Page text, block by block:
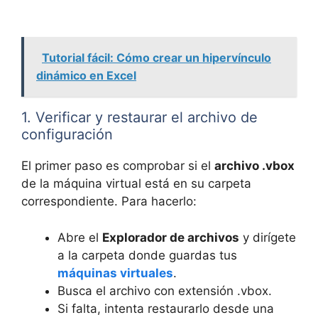
Tutorial fácil: Cómo crear un hipervínculo
dinámico en Excel
1. Verificar y restaurar el archivo de
configuración
El primer paso es comprobar si el archivo .vbox
de la máquina virtual está en su carpeta
correspondiente. Para hacerlo:
Abre el Explorador de archivos y dirígete
a la carpeta donde guardas tus
máquinas virtuales.
Busca el archivo con extensión .vbox.
Si falta, intenta restaurarlo desde una